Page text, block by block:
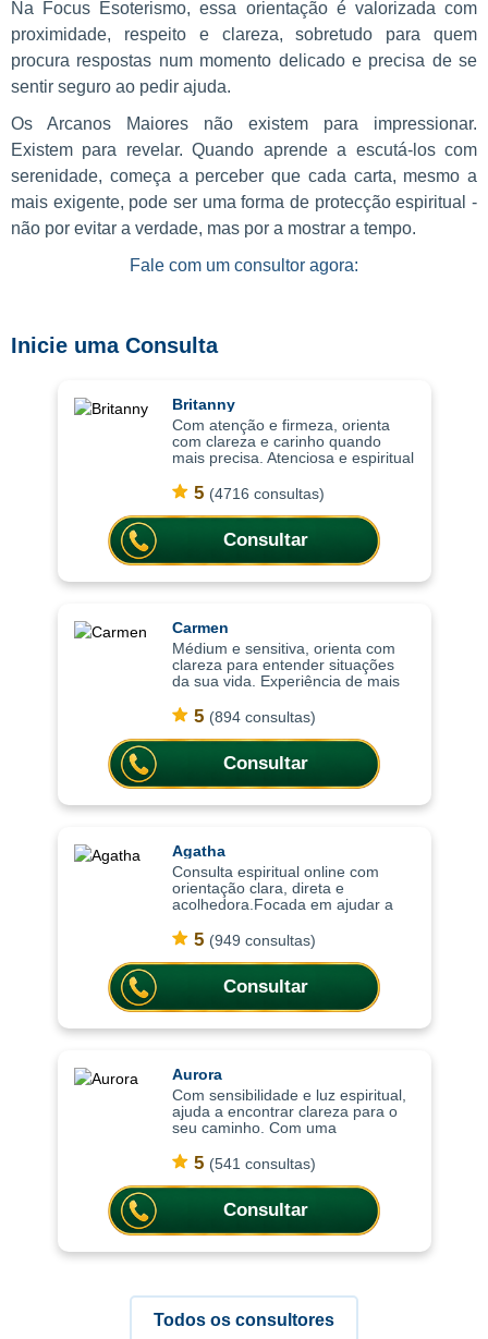
Na Focus Esoterismo, essa orientação é valorizada com
proximidade, respeito e clareza, sobretudo para quem
procura respostas num momento delicado e precisa de se
sentir seguro ao pedir ajuda.
Os Arcanos Maiores não existem para impressionar.
Existem para revelar. Quando aprende a escutá-los com
serenidade, começa a perceber que cada carta, mesmo a
mais exigente, pode ser uma forma de protecção espiritual -
não por evitar a verdade, mas por a mostrar a tempo.
Fale com um consultor agora:
Inicie uma Consulta
Britanny
Com atenção e firmeza, orienta
com clareza e carinho quando
mais precisa. Atenciosa e espiritual
consultas ajudam a compreender
situações com mais clareza,
oferecendo or
5 (4716 consultas)
Consultar
Carmen
Médium e sensitiva, orienta com
clareza para entender situações
da sua vida. Experiência de mais
práticas espirituais, as consultas
ajudam a compreender situações c
5 (894 consultas)
Consultar
Agatha
Consulta espiritual online com
orientação clara, direta e
acolhedora.Focada em ajudar a
trazendo clareza, equilíbrio
emocional e orientação para
decisões importantes da vi
5 (949 consultas)
Consultar
Aurora
Com sensibilidade e luz espiritual,
ajuda a encontrar clareza para o
seu caminho. Com uma
consultas ajudam a compreender
situações, trazer mais leveza
emocional
5 (541 consultas)
Consultar
Todos os consultores